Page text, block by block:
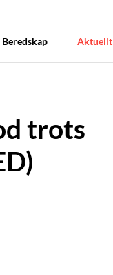
Beredskap Aktuellt
trots